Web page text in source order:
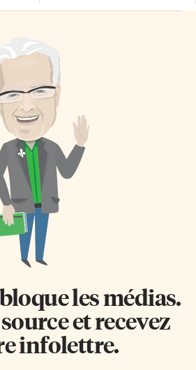
qui
de
[…]
l’occasion de comparaître
devant la Commission de
l’immigration et du statut de
réfugié du Canada et la Cour
fédérale. Maître Tamjeedi
plaide aussi devant le Tribunal
de l’aide sociale dont le mandat
est d’instruire les causes
portées en appel […]
les médias.
et recevez
infolettre.